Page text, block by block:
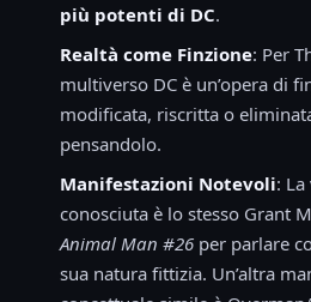
più potenti di DC.
Realtà come Finzione: Per
multiverso DC è un’opera di
modificata, riscritta o
pensandolo.
Manifestazioni Notevoli:
conosciuta è lo stesso Grant
Animal Man #26 per parlare
sua natura fittizia. Un’altra